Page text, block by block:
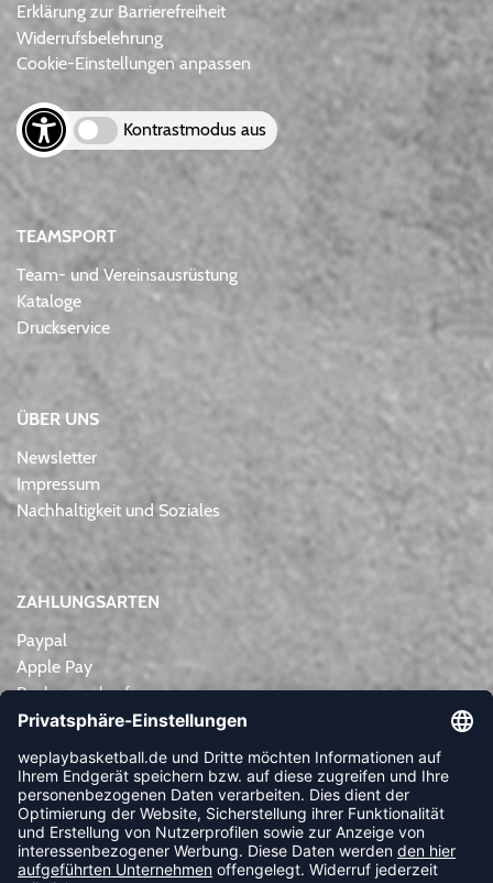
Erklärung zur Barrierefreiheit
Widerrufsbelehrung
Cookie-Einstellungen anpassen
Kontrastmodus aus
TEAMSPORT
Team- und Vereinsausrüstung
Kataloge
Druckservice
ÜBER UNS
Newsletter
Impressum
Nachhaltigkeit und Soziales
ZAHLUNGSARTEN
Paypal
Apple Pay
Rechnungskauf
Lastschrift
Kreditkarte
Vorkasse
NEWSLETTER